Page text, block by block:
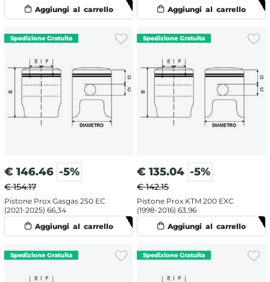
€ 146.46 -5%
€ 154.17
Pistone Prox Gasgas 250 EC
(2021-2025) 66,34
€ 135.04 -5%
€ 142.15
Pistone Prox KTM 200 EXC
(1998-2016) 63,96